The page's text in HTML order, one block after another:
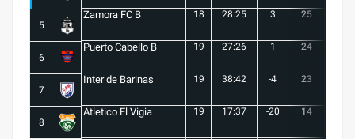
5
Zamora FC B 18 28:25 3 25
6
Puerto Cabello B 19 27:26 1 24
7
Inter de Barinas 19 38:42 -4 23
8
Atletico El Vigia 19 17:37 -20 14